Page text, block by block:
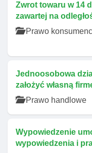
Zwrot towaru w 14
zawartej na
Prawo
Jednoosobowa
założyć własną
Prawo handlowe
Wypowiedzenie
wypowiedzenia i